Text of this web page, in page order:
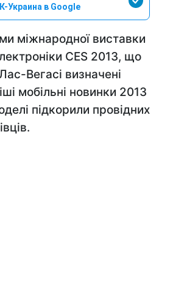
Украина в Google
міжнародної виставки
CES 2013, що
Вегасі визначені
мобільні новинки 2013
підкорили провідних